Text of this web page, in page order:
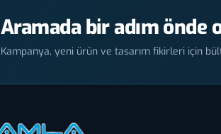
Aramada bir adım önde
Kampanya, yeni ürün ve tasarım fikirleri için